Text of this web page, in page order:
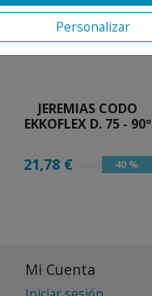
JEREMIAS CODO
EKKOFLEX D. 75 - 90º
21,78 € 40 %
Mi Cuenta
Personalizar